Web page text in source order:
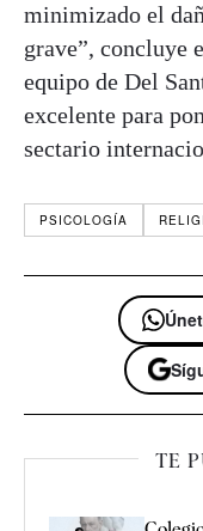
minimizado el
grave”, concluye
equipo de Del
excelente para
sectario
PSICOLOGÍA
TE